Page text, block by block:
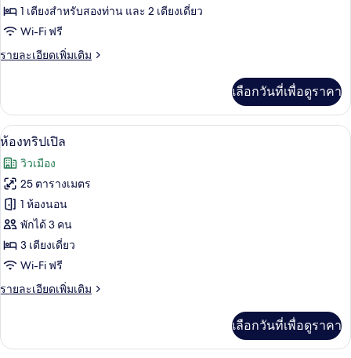
ห้อง
แฟ
มิ
(Deluxe)
1 เตียงสำหรับสองท่าน และ 2 เตียงเดี่ยว
Wi-Fi ฟรี
รายละเอียดเพิ่มเติม
ราย
เกี่ยว
กับ
ห้อง
มิ
ลี่
(Deluxe)
เลือกวันที่เพื่อดูราคา
เปิด
ภาพถ่าย
ทั้งหมด
ของ
ห้อง
ทริปเปิล
ห้องทริปเปิล | เครื่องนอนระดับพรีเมี
2
ห้องทริปเปิล
วิวเมือง
25 ตารางเมตร
1 ห้องนอน
พักได้ 3 คน
3 เตียงเดี่ยว
Wi-Fi ฟรี
รายละเอียดเพิ่มเติม
ราย
เกี่ยว
เลือกวันที่เพื่อดูราคา